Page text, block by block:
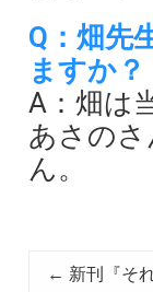
Q：畑先
ますか？
A：畑は
あさの
ん。
← 新刊『そ